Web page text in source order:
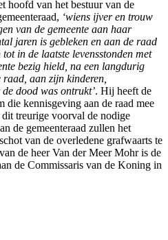
hoofd van het bestuur van de
‘wiens ijver en trouw
van de gemeente aan haar
jaren is gebleken en aan de raad
in de laatste levensstonden met
bezig hield, na een langdurig
aan zijn kinderen,
dood was ontrukt’. Hij heeft de
die kennisgeving aan de raad mee
treurige voorval de nodige
de gemeenteraad zullen het
van de overledene grafwaarts te
de heer Van der Meer Mohr is de
de Commissaris van de Koning in